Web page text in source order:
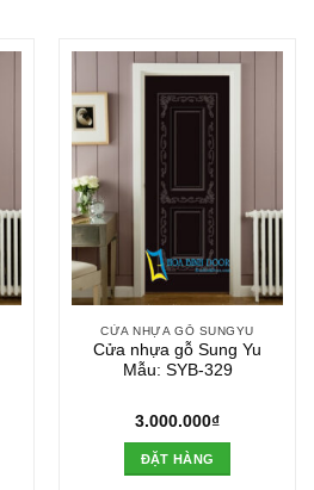
CỬA NHỰA GỖ SUNGYU
Cửa nhựa gỗ Sung Yu
Mẫu: SYB-329
3.000.000₫
ĐẶT HÀNG